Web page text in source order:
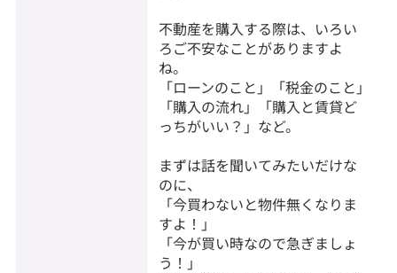
不動産を購入する際は、いろい
ろご不安なことがありますよ
ね。
「ローンのこと」「税金のこと」
「購入の流れ」「購入と賃貸ど
っちがいい？」など。
まずは話を聞いてみたいだけな
のに、
「今買わないと物件無くなりま
すよ！」
「今が買い時なので急ぎましょ
う！」